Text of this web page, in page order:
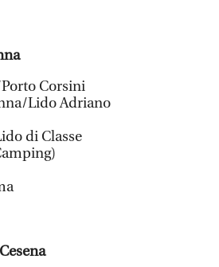
Corsini
Lido Adriano
di Classe